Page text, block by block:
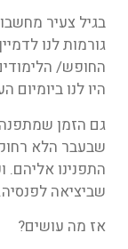
בגיל צעיר
גורמות לנו
החופש/
היו לנו ביומיום
גם הזמן
שבעבר הלא
התפנינו אליהם.
שביציאה לפנסיה.
אז מה עושים?